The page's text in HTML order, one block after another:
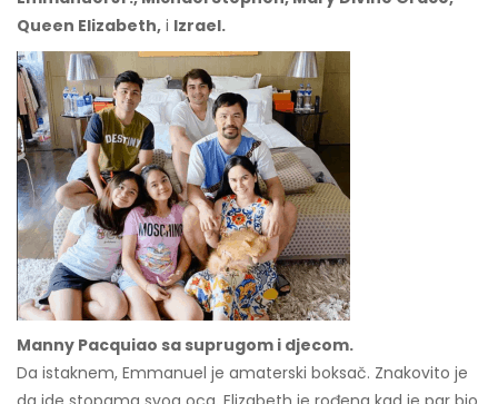
Queen Elizabeth, i Izrael.
Manny Pacquiao sa suprugom i djecom.
Da istaknem, Emmanuel je amaterski boksač. Znakovito je